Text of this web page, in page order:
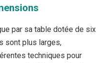
par sa table dotée de six
sont plus larges,
techniques pour